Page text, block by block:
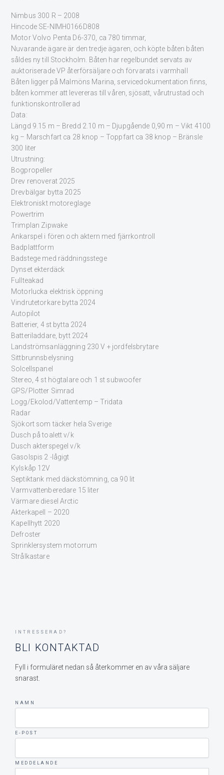
Nimbus 300 R – 2008
Hincode SE-NIMH0166D808
Motor Volvo Penta D6-370, ca 780 timmar,
Nuvarande ägare är den tredje ägaren, och köpte båten båten
såldes ny till Stockholm. Båten har regelbundet servats av
auktoriserade VP återförsäljare och förvarats i varmhall
Båten ligger på Malmöns Marina, servicedokumentation finns,
båten kommer att levereras till våren, sjösatt, vårutrustad och
funktionskontrollerad
Data:
Längd 9.15 m – Bredd 2.10 m – Djupgående 0,90 m – Vikt 4100
kg – Marschfart ca 28 knop – Toppfart ca 38 knop – Bränsle
300 liter
Utrustning:
Bogpropeller
Drev renoverat 2025
Drevbälgar bytta 2025
Elektroniskt motoreglage
Powertrim
Trimplan Zipwake
Ankarspel i fören och aktern med fjärrkontroll
Badplattform
Badstege med räddningsstege
Dynset ekterdäck
Fullteakad
Motorlucka elektrisk öppning
Vindrutetorkare bytta 2024
Autopilot
Batterier, 4 st bytta 2024
Batteriladdare, bytt 2024
Landströmsanläggning 230 V + jordfelsbrytare
Sittbrunnsbelysning
Solcellspanel
Stereo, 4 st högtalare och 1 st subwoofer
GPS/Plotter Simrad
Logg/Ekolod/Vattentemp – Tridata
Radar
Sjökort som täcker hela Sverige
Dusch på toalett v/k
Dusch akterspegel v/k
Gasolspis 2 -lågigt
Kylskåp 12V
Septiktank med däckstömning, ca 90 lit
Varmvattenberedare 15 liter
Värmare diesel Arctic
Akterkapell – 2020
Kapellhytt 2020
Defroster
Sprinklersystem motorrum
Strålkastare
INTRESSERAD?
BLI KONTAKTAD
Fyll i formuläret nedan så återkommer en av våra säljare
snarast.
NAMN
E-POST
MEDDELANDE